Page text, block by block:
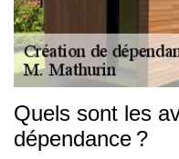
Quels sont les
dépendance ?